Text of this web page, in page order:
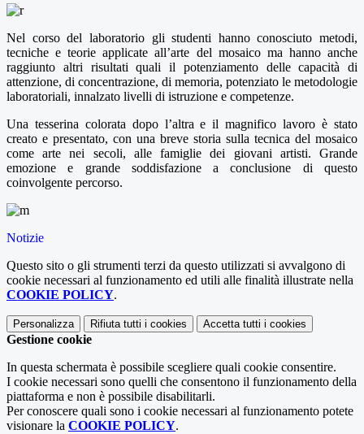
Nel corso del laboratorio gli studenti hanno conosciuto metodi,
tecniche e teorie applicate all’arte del mosaico ma hanno anche
raggiunto altri risultati quali il potenziamento delle capacità di
attenzione, di concentrazione, di memoria, potenziato le metodologie
laboratoriali, innalzato livelli di istruzione e competenze.
Una tesserina colorata dopo l’altra e il magnifico lavoro è stato
creato e presentato, con una breve storia sulla tecnica del mosaico
come arte nei secoli, alle famiglie dei giovani artisti. Grande
emozione e grande soddisfazione a conclusione di questo
coinvolgente percorso.
Notizie
Questo sito o gli strumenti terzi da questo utilizzati si avvalgono di
cookie necessari al funzionamento ed utili alle finalità illustrate nella
COOKIE POLICY.
Personalizza Rifiuta tutti i cookies Accetta tutti i cookies
Gestione cookie
In questa schermata è possibile scegliere quali cookie consentire.
I cookie necessari sono quelli che consentono il funzionamento della
piattaforma e non è possibile disabilitarli.
Per conoscere quali sono i cookie necessari al funzionamento potete
visionare la COOKIE POLICY.